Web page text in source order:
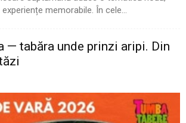
memorabile. În cele...
— tabăra unde prinzi aripi. Din